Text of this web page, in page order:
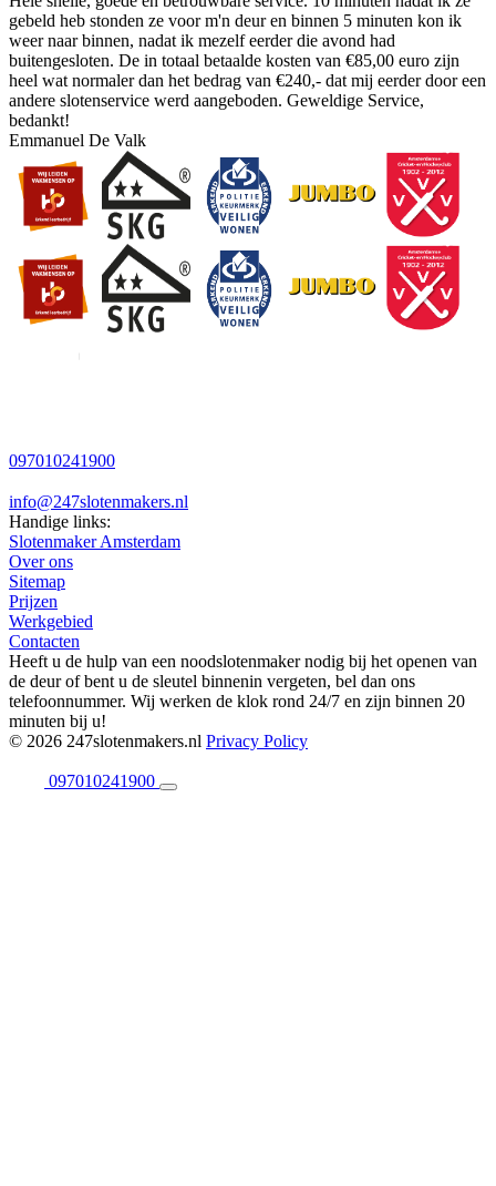
gebeld heb stonden ze voor m'n deur en binnen 5 minuten kon ik
weer naar binnen, nadat ik mezelf eerder die avond had
buitengesloten. De in totaal betaalde kosten van €85,00 euro zijn
heel wat normaler dan het bedrag van €240,- dat mij eerder door een
andere slotenservice werd aangeboden. Geweldige Service,
bedankt!
Emmanuel De Valk
097010241900
info@247slotenmakers.nl
Handige links:
Slotenmaker Amsterdam
Over ons
Sitemap
Prijzen
Werkgebied
Contacten
Heeft u de hulp van een noodslotenmaker nodig bij het openen van
de deur of bent u de sleutel binnenin vergeten, bel dan ons
telefoonnummer. Wij werken de klok rond 24/7 en zijn binnen 20
minuten bij u!
© 2026 247slotenmakers.nl Privacy Policy
097010241900